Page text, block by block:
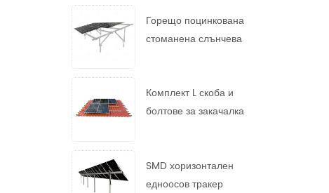
Горещо поцинкована
стоманена слънчева
Комплект L скоба и
болтове за закачалка
SMD хоризонтален
едноосов тракер